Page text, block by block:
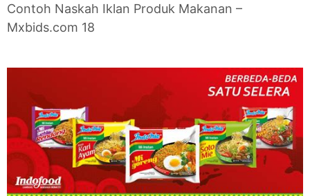
Contoh Naskah Iklan Produk Makanan –
Mxbids.com 18